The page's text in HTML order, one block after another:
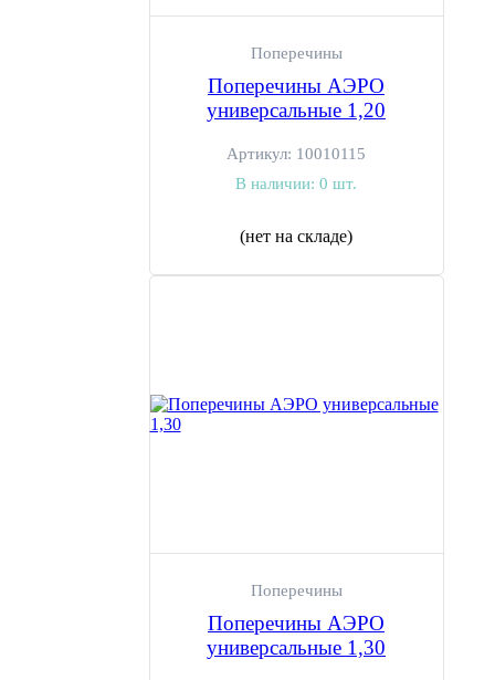
Поперечины
Поперечины АЭРО
универсальные 1,20
Артикул: 10010115
В наличии: 0 шт.
(нет на складе)
Поперечины
Поперечины АЭРО
универсальные 1,30